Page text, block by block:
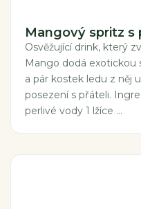
Mangový spritz s
Osvěžující drink, který
Mango dodá exotickou
a pár kostek ledu z něj
posezení s přáteli.
perlivé vody 1 lžíce ...